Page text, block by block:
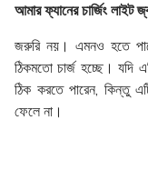
আমার ফ্যানের চার্জিং
জরুরি নয়। এমনও হতে
ঠিকমতো চার্জ হচ্ছে। যদি
ঠিক করতে পারেন, কিন্তু
ফেলে না।